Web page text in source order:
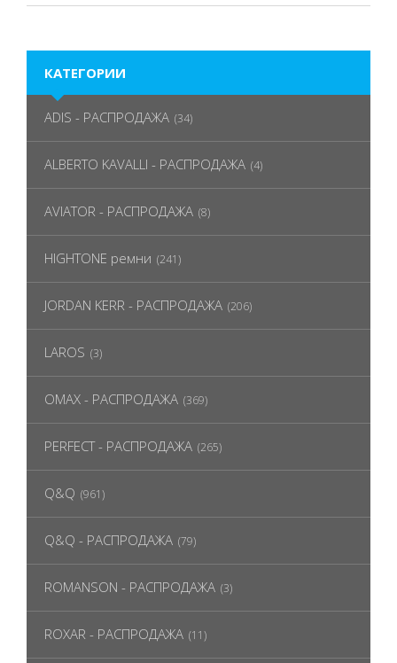
КАТЕГОРИИ
ADIS - РАСПРОДАЖА (34)
ALBERTO KAVALLI - РАСПРОДАЖА (4)
AVIATOR - РАСПРОДАЖА (8)
HIGHTONE ремни (241)
JORDAN KERR - РАСПРОДАЖА (206)
LAROS (3)
OMAX - РАСПРОДАЖА (369)
PERFECT - РАСПРОДАЖА (265)
Q&Q (961)
Q&Q - РАСПРОДАЖА (79)
ROMANSON - РАСПРОДАЖА (3)
ROXAR - РАСПРОДАЖА (11)